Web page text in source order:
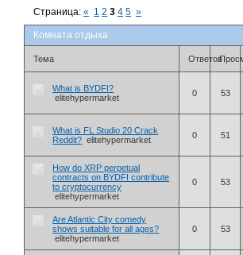
Комната отдыха
Страница:« 1 2 3 4 5 »
Тема Ответов
What is BYDFI?
elitehypermarket
0 53
What is FL Studio 20 Crack
Reddit? elitehypermarket 0 51
How do XRP perpetual
contracts on BYDFI contribute
to cryptocurrency
elitehypermarket
0 53
Are Atlantic City comedy
shows suitable for all ages?
elitehypermarket
0 53